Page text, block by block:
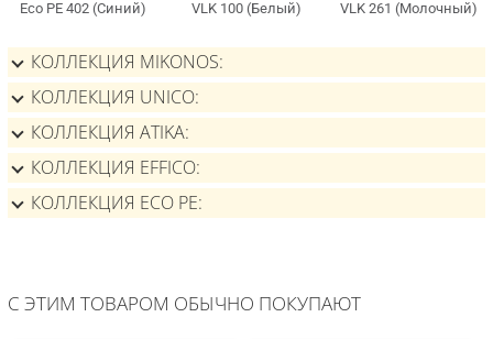
КОЛЛЕКЦИЯ MIKONOS
КОЛЛЕКЦИЯ UNICO
КОЛЛЕКЦИЯ ATIKA
КОЛЛЕКЦИЯ EFFICO
КОЛЛЕКЦИЯ ECO PE
С ЭТИМ ТОВАРОМ ОБЫЧНО ПОКУПАЮТ